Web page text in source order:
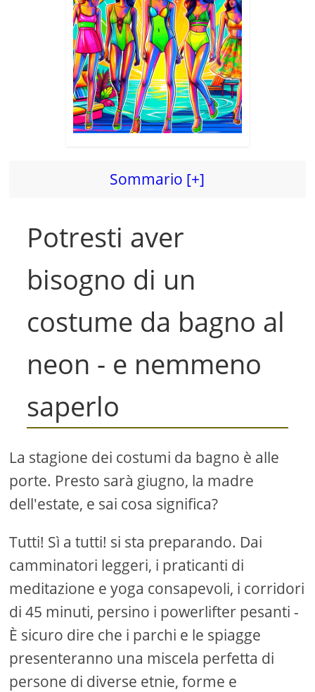
Sommario [+]
Potresti aver
bisogno di un
costume da bagno al
neon - e nemmeno
saperlo
La stagione dei costumi da bagno è alle
porte. Presto sarà giugno, la madre
dell'estate, e sai cosa significa?
Tutti! Sì a tutti! si sta preparando. Dai
camminatori leggeri, i praticanti di
meditazione e yoga consapevoli, i corridori
di 45 minuti, persino i powerlifter pesanti -
È sicuro dire che i parchi e le spiagge
presenteranno una miscela perfetta di
persone di diverse etnie, forme e